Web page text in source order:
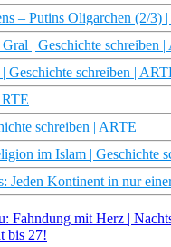
– Putins Oligarchen (2/
| Geschichte schreiben |
Geschichte schreiben |
schreiben | ARTE
im Islam | Geschichte
Jeden Kontinent in nur
Fahndung mit Herz |
bis 27!